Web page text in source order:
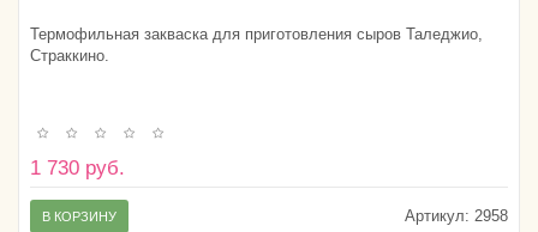
Термофильная закваска для приготовления сыров Таледжио,
Страккино.
1 730 руб.
Артикул: 2958
В КОРЗИНУ